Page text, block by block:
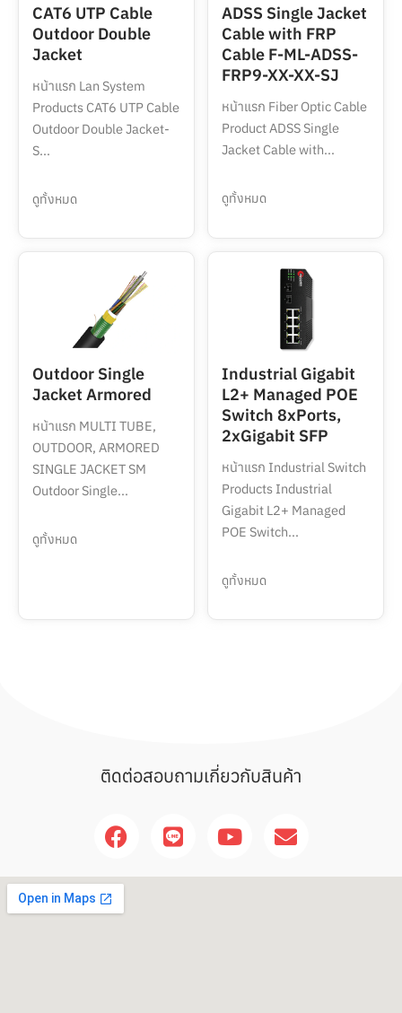
CAT6 UTP Cable
Outdoor Double
Jacket
หน้าแรก Lan System
Products CAT6 UTP Cable
Outdoor Double Jacket-
S...
ดูทั้งหมด
ADSS Single Jacket
Cable with FRP
Cable F-ML-ADSS-
FRP9-XX-XX-SJ
หน้าแรก Fiber Optic Cable
Product ADSS Single
Jacket Cable with...
ดูทั้งหมด
Outdoor Single
Jacket Armored
หน้าแรก MULTI TUBE,
OUTDOOR, ARMORED
SINGLE JACKET SM
Outdoor Single...
ดูทั้งหมด
Industrial Gigabit
L2+ Managed POE
Switch 8xPorts,
2xGigabit SFP
หน้าแรก Industrial Switch
Products Industrial
Gigabit L2+ Managed
POE Switch...
ดูทั้งหมด
ติดต่อสอบถามเกี่ยวกับสินค้า
F
a
c
e
b
L
i
n
Y
o
u
E
n
v